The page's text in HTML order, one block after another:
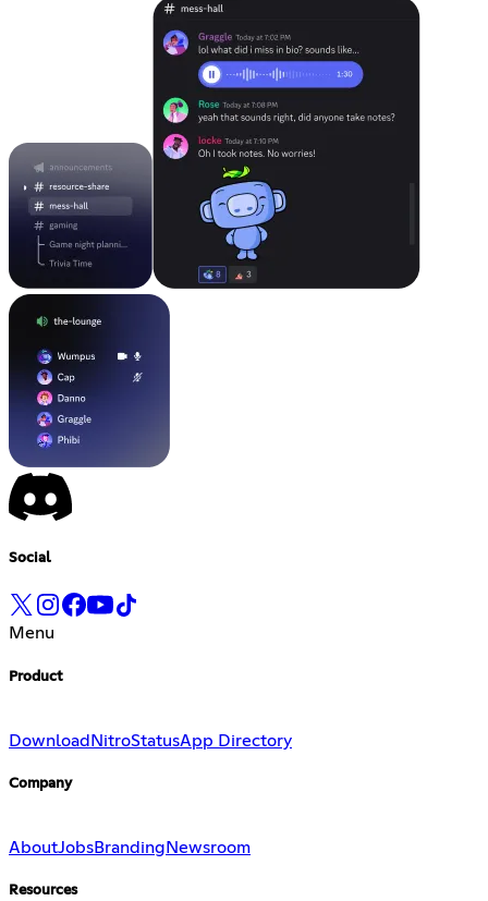
Social
Menu
Product
Download NitroStatusApp Directory
Company
AboutJobsBranding Newsroom
Resources